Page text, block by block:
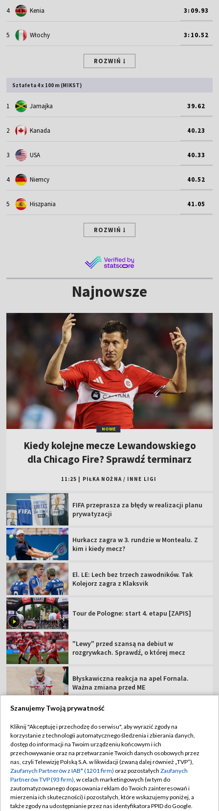
4 Kenia 3:09.93
5 Włochy 3:10.52
ROZWIŃ
Sztafeta 4 x 100 m (MIKST)
1 Jamajka 39.62
2 Kanada 40.23
3 USA 40.33
4 Niemcy 40.52
5 Hiszpania 41.05
ROZWIŃ
Najnowsze
NOWE
Kiedy kolejne mecze Lewandowskiego
dla Chicago Fire? Sprawdź terminarz
11:25 PIŁKA NOŻNA / INNE LIGI
FIFA przeprasza za błędy w realizacji planu
prywatyzacji
Hurkacz zagra w 3. rundzie w Montealu. Z
kim i kiedy mecz?
El. LE: Lech bez trzech zawodników. Tak
Kolejorz zagra z Klaksvik
Tour de Pologne: start 4. etapu [ZAPIS]
"Lewy" przed szansą na debiut w
rozgrywkach. Sprawdź, o której mecz
Błyskawiczna reakcja na apel Fornala.
Ważna zmiana przed ME
TVP
Abonament TVP
Sklep TVP
Biuro Reklamy
Oferta Handlowa
Regulamin TVP
Polityka prywatności
Moje zgody
Biuro reklamy
Szanujemy Twoją prywatność
Kliknij "Akceptuję i przechodzę do serwisu", aby wyrazić zgody na
korzystanie z technologii automatycznego śledzenia i zbierania danych,
dostęp do informacji na Twoim urządzeniu końcowym i ich
przechowywanie oraz na przetwarzanie Twoich danych osobowych przez
nas, czyli Telewizję Polską S.A. w likwidacji (zwaną dalej również „TVP”),
Zaufanych Partnerów z IAB* (1201 firm) oraz pozostałych Zaufanych
Partnerów TVP (93 firm), w celach marketingowych (w tym do
zautomatyzowanego dopasowania reklam do Twoich zainteresowań i
mierzenia ich skuteczności) i pozostałych, które wskazujemy poniżej, a
także zgody na udostępnianie przez nas identyfikatora PPID do Google.